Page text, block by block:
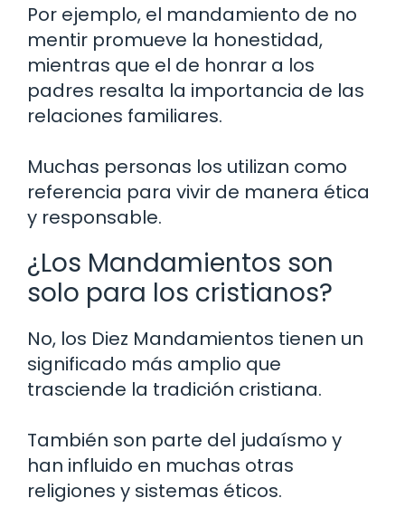
Por ejemplo, el mandamiento de no
mentir promueve la honestidad,
mientras que el de honrar a los
padres resalta la importancia de las
relaciones familiares.
Muchas personas los utilizan como
referencia para vivir de manera ética
y responsable.
¿Los Mandamientos son
solo para los cristianos?
No, los Diez Mandamientos tienen un
significado más amplio que
trasciende la tradición cristiana.
También son parte del judaísmo y
han influido en muchas otras
religiones y sistemas éticos.